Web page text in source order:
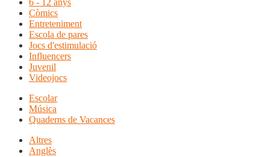
6 - 12 anys
Còmics
Entreteniment
Escola de pares
Jocs d'estimulació
Influencers
Juvenil
Videojocs
Escolar
Música
Quaderns de Vacances
Altres
Anglès